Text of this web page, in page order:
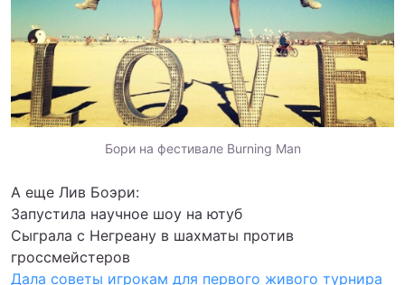
Бори на фестивале Burning Man
А еще Лив Боэри:
Запустила научное шоу на ютуб
Сыграла с Негреану в шахматы против
гроссмейстеров
Дала советы игрокам для первого живого турнира